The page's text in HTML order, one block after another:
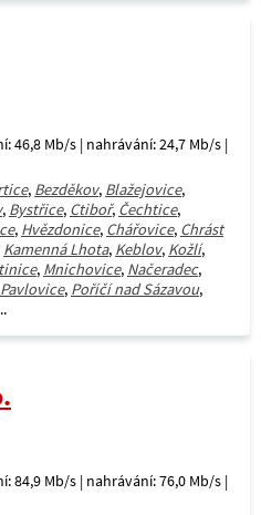
46,8 Mb/s | nahrávání: 24,7 Mb/s |
, Bezděkov, Blažejovice,
, Bystřice, Ctiboř, Čechtice,
, Hvězdonice, Chářovice, Chrást
Kamenná Lhota, Keblov, Kožlí,
, Mnichovice, Načeradec,
Pavlovice, Poříčí nad Sázavou,
84,9 Mb/s | nahrávání: 76,0 Mb/s |